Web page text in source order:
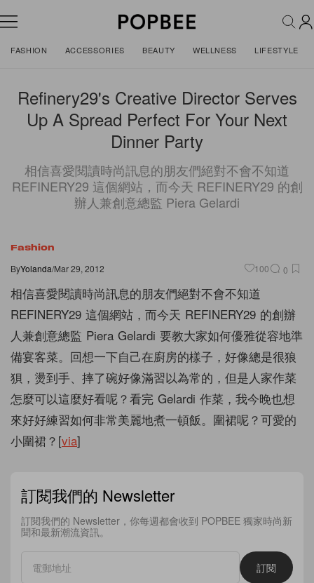
FASHION ACCESSORIES BEAUTY WELLNESS LIFESTYLE
Refinery29's Creative Director Serves
Up A Spread Perfect For Your Next
Dinner Party
相信喜愛閱讀時尚訊息的朋友們絕對不會不知道
REFINERY29 這個網站，而今天 REFINERY29 的創
辦人兼創意總監 Piera Gelardi
Fashion
ByYolanda/Mar 29, 2012 100 0
相信喜愛閱讀時尚訊息的朋友們絕對不會不知道
REFINERY29 這個網站， 而今天 REFINERY29 的創辦
人兼創意總監 Piera Gelardi 要教大家如何優雅從容地準
備宴客菜。 回想一下自己在廚房的樣子，好像總是很狼
狽，燙到手、 摔了碗好像滿習以為常的，但是人家作菜
怎麼可以這麼好看呢？看完 Gelardi 作菜， 我今晚也想
來好好練習如何非常美麗地煮一頓飯。圍裙呢？可愛的
小圍裙？[via]
訂閱我們的 Newsletter
訂閱我們的 Newsletter，你每週都會收到 POPBEE 獨家時尚新
聞和最新潮流資訊。
訂閱